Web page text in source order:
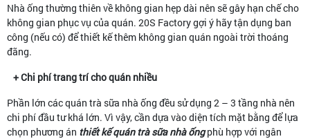
Nhà ống thường thiên về không gian hẹp dài nên sẽ gây hạn chế cho
không gian phục vụ của quán. 20S Factory gợi ý hãy tận dụng ban
công (nếu có) để thiết kế thêm không gian quán ngoài trời thoáng
đãng.
+ Chi phí trang trí cho quán nhiều
Phần lớn các quán trà sữa nhà ống đều sử dụng 2 – 3 tầng nhà nên
chi phí đầu tư khá lớn. Vì vậy, cần dựa vào diện tích mặt bằng để lựa
chọn phương án thiết kế quán trà sữa nhà ốngphù hợp với ngân